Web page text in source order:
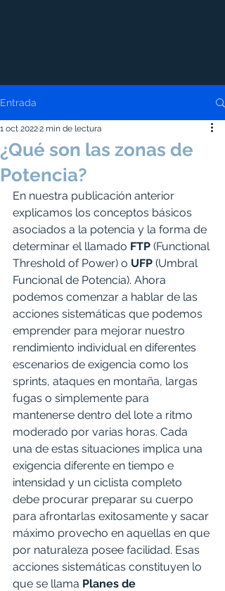
Entrada
¿Qué son las zonas de
Potencia?
1 oct 20222 min de lectura
En nuestra publicación anterior
explicamos los conceptos básicos
asociados a la potencia y la forma de
determinar el llamado FTP (Functional
Threshold of Power) o UFP (Umbral
Funcional de Potencia). Ahora
podemos comenzar a hablar de las
acciones sistemáticas que podemos
emprender para mejorar nuestro
rendimiento individual en diferentes
escenarios de exigencia como los
sprints, ataques en montaña, largas
fugas o simplemente para
mantenerse dentro del lote a ritmo
moderado por varias horas. Cada
una de estas situaciones implica una
exigencia diferente en tiempo e
intensidad y un ciclista completo
debe procurar preparar su cuerpo
para afrontarlas exitosamente y sacar
máximo provecho en aquellas en que
por naturaleza posee facilidad. Esas
acciones sistemáticas constituyen lo
que se llama Planes de